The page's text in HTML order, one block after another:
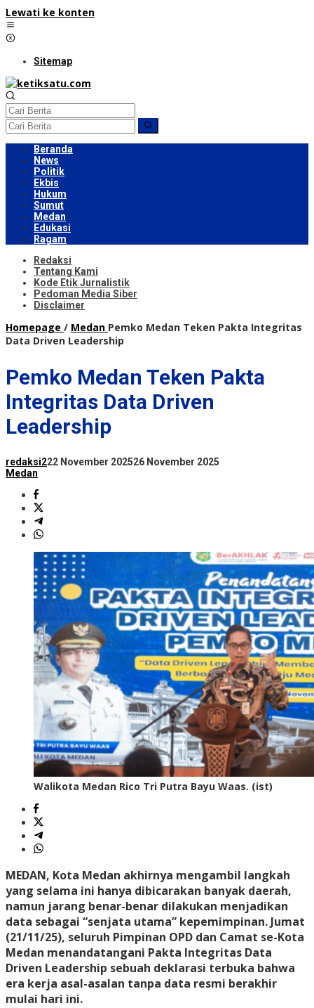
Lewati ke konten
Sitemap
Beranda
News
Politik
Ekbis
Hukum
Sumut
Medan
Edukasi
Ragam
Redaksi
Tentang Kami
Kode Etik Jurnalistik
Pedoman Media Siber
Disclaimer
Homepage / Medan Pemko Medan Teken Pakta Integritas
Data Driven Leadership
Pemko Medan Teken Pakta
Integritas Data Driven
Leadership
redaksi222 November 202526 November 2025
Medan
Walikota Medan Rico Tri Putra Bayu Waas. (ist)
MEDAN, Kota Medan akhirnya mengambil langkah
yang selama ini hanya dibicarakan banyak daerah,
namun jarang benar-benar dilakukan menjadikan
data sebagai “senjata utama” kepemimpinan. Jumat
(21/11/25), seluruh Pimpinan OPD dan Camat se-Kota
Medan menandatangani Pakta Integritas Data
Driven Leadership sebuah deklarasi terbuka bahwa
era kerja asal-asalan tanpa data resmi berakhir
mulai hari ini.